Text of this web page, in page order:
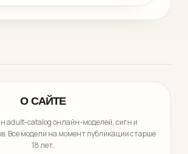
О САЙТЕ
adult-catalog онлайн-моделей, сигн и
Все модели на момент публикации старше
18 лет.